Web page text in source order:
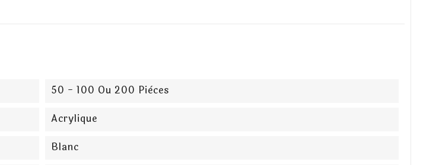
50 - 100 Ou 200 Pièces
Acrylique
Blanc